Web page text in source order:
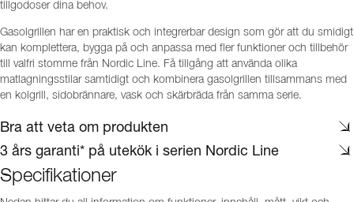
tillgodoser dina behov.
Gasolgrillen har en praktisk och integrerbar design som gör att du smidigt
kan komplettera, bygga på och anpassa med fler funktioner och tillbehör
till valfri stomme från Nordic Line. Få tillgång att använda olika
matlagningsstilar samtidigt och kombinera gasolgrillen tillsammans med
en kolgrill, sidobrännare, vask och skärbräda från samma serie.
Bra att veta om produkten
3 års garanti* på utekök i serien Nordic Line
Specifikationer